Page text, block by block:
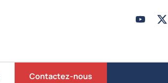
Contactez-nous